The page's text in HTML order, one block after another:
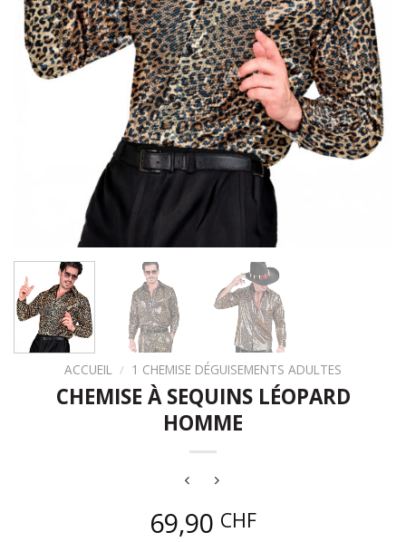
ACCUEIL / 1 CHEMISE DÉGUISEMENTS ADULTES
CHEMISE À SEQUINS LÉOPARD
HOMME
69,90 CHF